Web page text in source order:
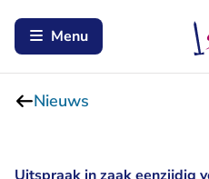
Menu
Nieuws